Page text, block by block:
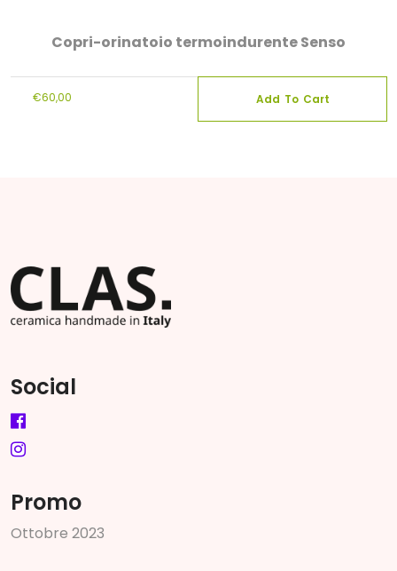
Copri-orinatoio termoindurente Senso
€60,00 Add To Cart
Social
Promo
Ottobre 2023